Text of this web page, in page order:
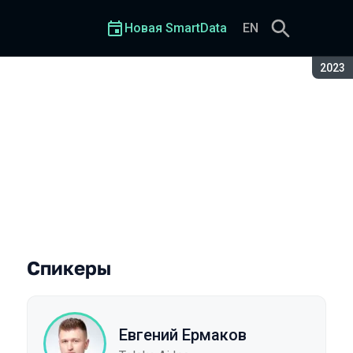
2023
Новая SmartData EN
Спикеры
Евгений Ермаков